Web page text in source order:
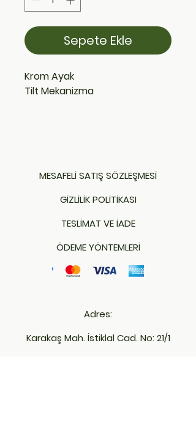
Sepete Ekle
Krom Ayak
Tilt Mekanizma
MESAFELİ SATIŞ SÖZLEŞMESİ
GİZLİLİK POLİTİKASI
TESLİMAT VE İADE
ÖDEME YÖNTEMLERİ
Adres:
Karakaş Mah. İstiklal Cad. No: 21/1